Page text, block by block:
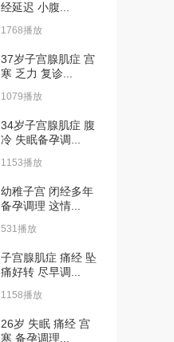
经延迟 小腹...
1768播放
37岁子宫腺肌症 宫
寒 乏力 复诊...
1079播放
34岁子宫腺肌症 腹
冷 失眠备孕调...
1153播放
幼稚子宫 闭经多年
备孕调理 这情...
531播放
子宫腺肌症 痛经 坠
痛好转 尽早调...
1158播放
26岁 失眠 痛经 宫
寒 备孕调理...